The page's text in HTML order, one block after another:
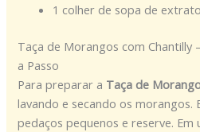
1 colher de sopa de
Taça de Morangos com Chantilly
a Passo
Para preparar a Taça de
lavando e secando os morangos.
pedaços pequenos e reserve.